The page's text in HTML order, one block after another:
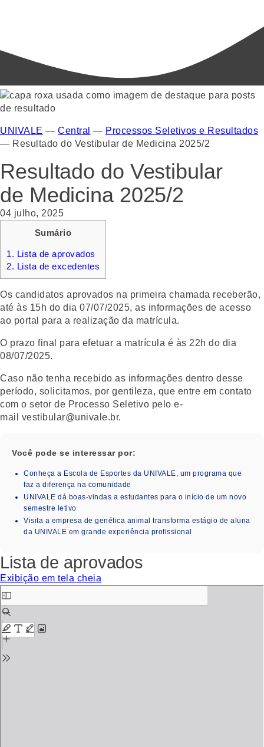
UNIVALE — Central — Processos Seletivos e Resultados
— Resultado do Vestibular de Medicina 2025/2
Resultado do Vestibular
de Medicina 2025/2
04 julho, 2025
Sumário
1. Lista de aprovados
2. Lista de excedentes
Os candidatos aprovados na primeira chamada receberão,
até às 15h do dia 07/07/2025, as informações de acesso
ao portal para a realização da matrícula.
O prazo final para efetuar a matrícula é às 22h do dia
08/07/2025.
Caso não tenha recebido as informações dentro desse
período, solicitamos, por gentileza, que entre em contato
com o setor de Processo Seletivo pelo e-
mail vestibular@univale.br.
Você pode se interessar por:
Conheça a Escola de Esportes da UNIVALE, um programa que
faz a diferença na comunidade
UNIVALE dá boas-vindas a estudantes para o início de um novo
semestre letivo
Visita a empresa de genética animal transforma estágio de aluna
da UNIVALE em grande experiência profissional
Lista de aprovados
Exibição em tela cheia
Skip
to
PDF
content